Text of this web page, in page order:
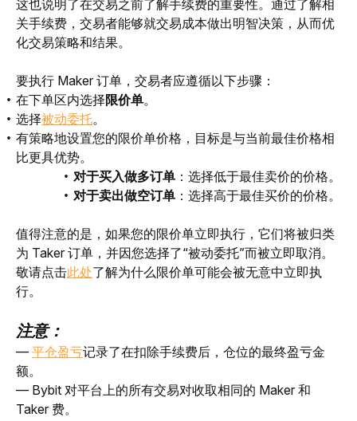
这也说明了在交易之前了解手续费的重要性。通过了解相
关手续费，交易者能够就交易成本做出明智决策，从而优
化交易策略和结果。
要执行 Maker 订单，交易者应遵循以下步骤：
在下单区内选择限价单。
选择被动委托。
有策略地设置您的限价单价格，目标是与当前最佳价格相
比更具优势。
对于买入做多订单 ：选择低于最佳卖价的价格。
对于卖出做空订单 ：选择高于最佳买价的价格。
值得注意的是，如果您的限价单立即执行，它们将被归类
为 Taker 订单，并因您选择了“被动委托”而被立即取消。
敬请点击此处了解为什么限价单可能会被无意中立即执
行。
注意：
— 平仓盈亏记录了在扣除手续费后，仓位的最终盈亏金
额。
— Bybit 对平台上的所有交易对收取相同的 Maker 和
Taker 费。